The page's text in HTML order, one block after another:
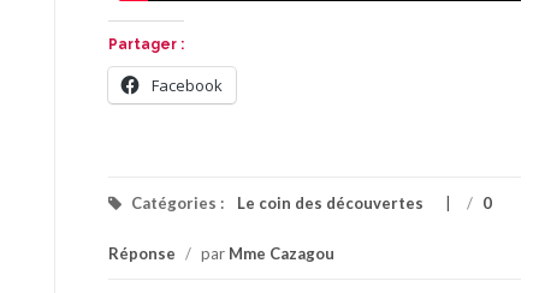
Partager :
Facebook
Catégories : Le coin des découvertes / 0
Réponse / par Mme Cazagou